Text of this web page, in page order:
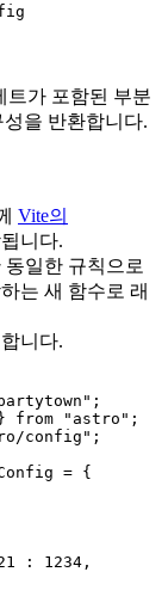
트가 포함된 부분
을 반환합니다.
Vite의
니다.
일한 규칙으로
는 새 함수로 래
니다.
" ;
from " astro " ;
config " ;
= {
: 1234 ,